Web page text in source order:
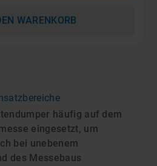
WARENKORB
häufig auf dem
eingesetzt, um
bei unebenem
des Messebaus